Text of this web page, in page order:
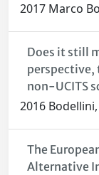
2017 Marco
Does it still
perspective,
non-UCITS
2016
The
Alternative